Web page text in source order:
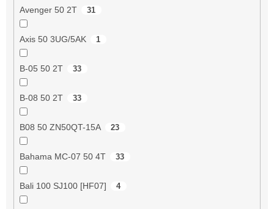
Avenger 50 2T 31
Axis 50 3UG/5AK 1
B-05 50 2T 33
B-08 50 2T 33
B08 50 ZN50QT-15A 23
Bahama MC-07 50 4T 33
Bali 100 SJ100 [HF07] 4